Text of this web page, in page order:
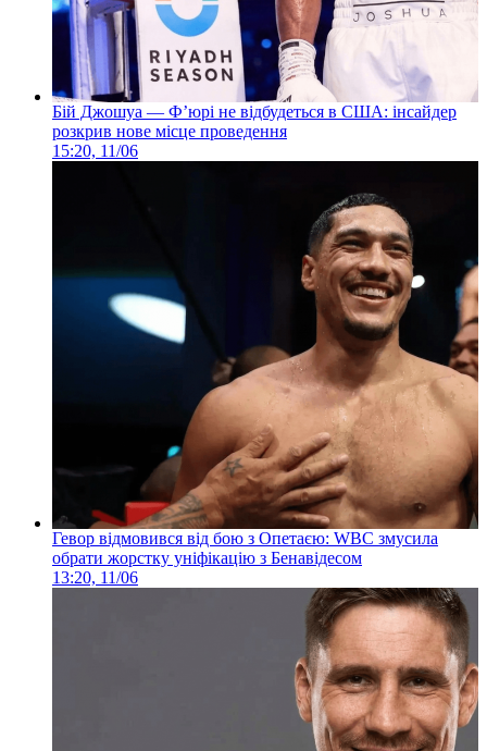
Бій Джошуа — Ф’юрі не відбудеться в США: інсайдер
розкрив нове місце проведення
15:20, 11/06
Гевор відмовився від бою з Опетаєю: WBC змусила
обрати жорстку уніфікацію з Бенавідесом
13:20, 11/06